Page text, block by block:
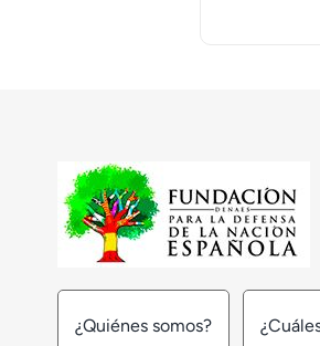
¿Quiénes somos?